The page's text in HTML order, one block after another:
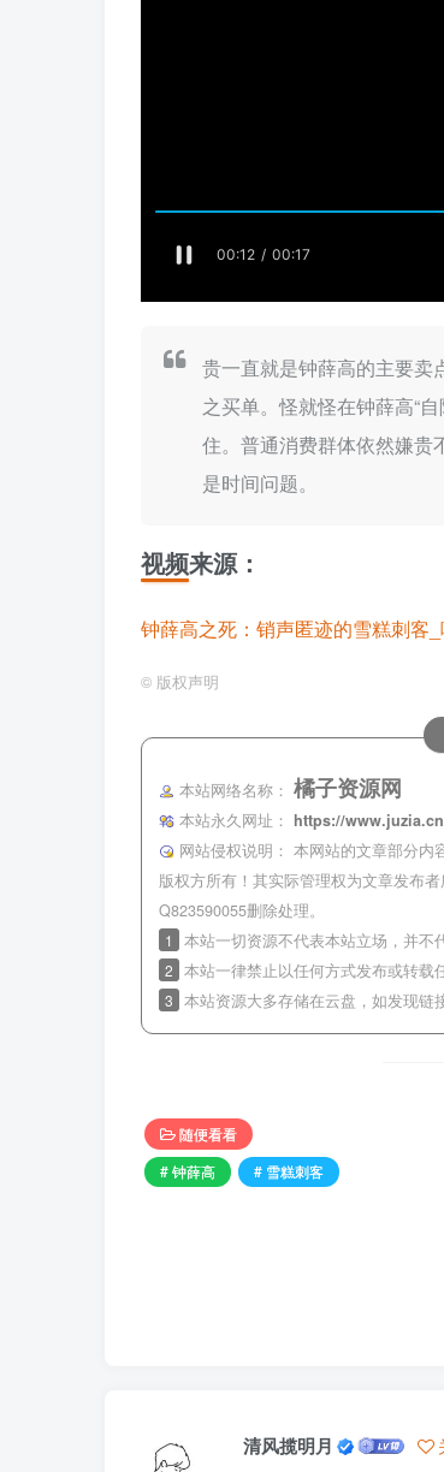
贵一直就是钟薛高的主要卖
之买单。怪就怪在钟薛高“
住。普通消费群体依然嫌贵
是时间问题。
视频来源：
钟薛高之死：销声匿迹的雪糕刺客
© 版权声明
本站网络名称： 橘子资源网
本站永久网址：
https://www.juzia.cn
网站侵权说明： 本网站的文章部分内
版权方所有！其实际管理权为文章发布
Q823590055删除处理。
1 本站一切资源不代表本站立场，并不
2 本站一律禁止以任何方式发布或转载
3 本站资源大多存储在云盘，如发现链
随便看看
# 钟薛高
# 雪糕刺客
清风揽明月